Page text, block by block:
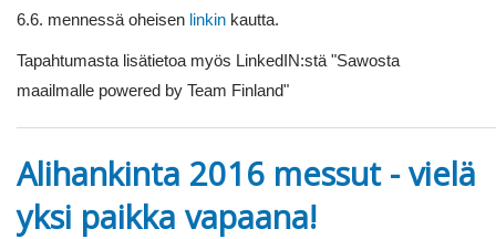
6.6. mennessä oheisen linkin kautta.
Tapahtumasta lisätietoa myös LinkedIN:stä "Sawosta
maailmalle powered by Team Finland"
Alihankinta 2016 messut - vielä
yksi paikka vapaana!